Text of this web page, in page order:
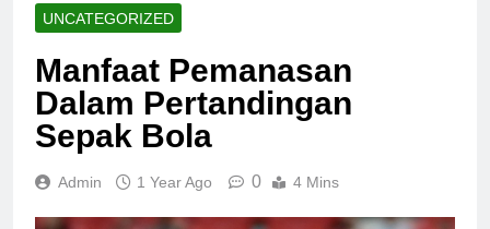
UNCATEGORIZED
Manfaat Pemanasan
Dalam Pertandingan
Sepak Bola
Admin 1 Year Ago 0 4 Mins